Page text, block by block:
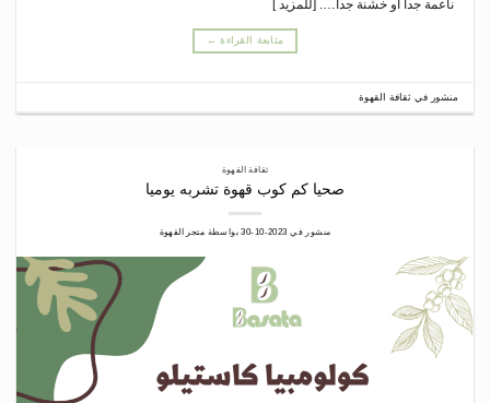
ناعمة جداً أو خشنة جداً…. [للمزيد ]
متابعة القراءة ←
منشور فيثقافة القهوة
ثقافة القهوة
صحيا كم كوب قهوة تشربه يوميا
منشور في 2023-10-30 بواسطة متجر القهوة